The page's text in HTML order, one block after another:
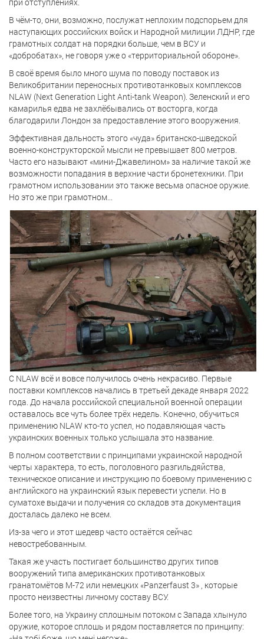
В чём-то, они, возможно, послужат неплохим подспорьем для
наступающих российских войск и Народной милиции ЛДНР, где
грамотных солдат на порядки больше, чем в ВСУ и
«добробатах», не говоря уже о «территориальной обороне».
В своё время было много шума по поводу поставок из
Великобритании переносных противотанковых комплексов
NLAW (Next Generation Light Anti-tank Weapon). Зеленский и его
камарилья едва не захлёбывались от восторга, когда
благодарили Лондон за предоставление этого вооружения.
Эффективная дальность этого «чуда» британско-шведской
военно-конструкторской мысли не превышает 800 метров.
Часто его называют «мини-Джавелином» за наличие такой же
возможности попадания в верхние части бронетехники. При
грамотном использовании это также весьма опасное оружие.
Но это же при грамотном...
С NLAW всё и вовсе получилось очень некрасиво. Первые
поставки комплексов начались в третьей декаде января 2022
года. До начала российской специальной военной операции
оставалось все чуть более трёх недель. Конечно, обучиться
применению NLAW кто-то успел, но подавляющая часть
украинских военных только услышала это название.
В полном соответствии с принципами украинской народной
черты характера, то есть, поголовного разгильдяйства,
техническое описание и инструкцию по боевому применению с
английского на украинский язык перевести успели. Но в
суматохе выдачи и получения со складов эта документация
досталась далеко не всем.
Из-за чего и этот шедевр часто остаётся сейчас
невостребованным.
Такая же участь постигает большинство других типов
вооружений типа американских противотанковых
гранатомётов М-72 или немецких «Panzerfaust 3» , которые
просто неизвестны личному составу ВСУ.
Более того, на Украину сплошным потоком с Запада хлынуло
оружие, которое сплошь и рядом поставляется по принципу: